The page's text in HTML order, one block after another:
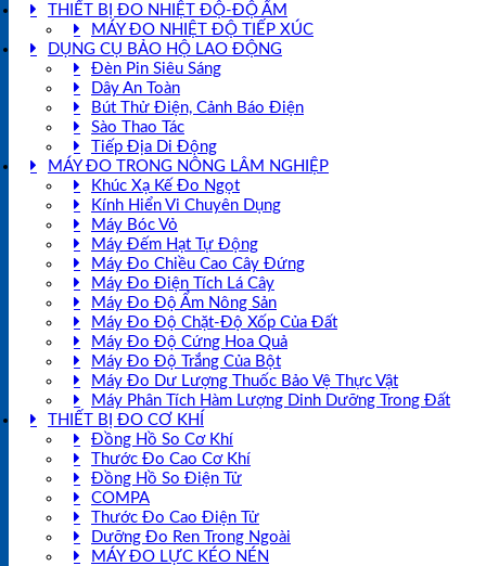
THIẾT BỊ ĐO NHIỆT ĐỘ-ĐỘ ẨM
MÁY ĐO NHIỆT ĐỘ TIẾP XÚC
DỤNG CỤ BẢO HỘ LAO ĐỘNG
Đèn Pin Siêu Sáng
Dây An Toàn
Bút Thử Điện, Cảnh Báo Điện
Sào Thao Tác
Tiếp Địa Di Động
MÁY ĐO TRONG NÔNG LÂM NGHIỆP
Khúc Xạ Kế Đo Ngọt
Kính Hiển Vi Chuyên Dụng
Máy Bóc Vỏ
Máy Đếm Hạt Tự Động
Máy Đo Chiều Cao Cây Đứng
Máy Đo Điện Tích Lá Cây
Máy Đo Độ Ẩm Nông Sản
Máy Đo Độ Chặt-Độ Xốp Của Đất
Máy Đo Độ Cứng Hoa Quả
Máy Đo Độ Trắng Của Bột
Máy Đo Dư Lượng Thuốc Bảo Vệ Thực Vật
Máy Phân Tích Hàm Lượng Dinh Dưỡng Trong Đất
THIẾT BỊ ĐO CƠ KHÍ
Đồng Hồ So Cơ Khí
Thước Đo Cao Cơ Khí
Đồng Hồ So Điện Tử
COMPA
Thước Đo Cao Điện Tử
Dưỡng Đo Ren Trong Ngoài
MÁY ĐO LỰC KÉO NÉN